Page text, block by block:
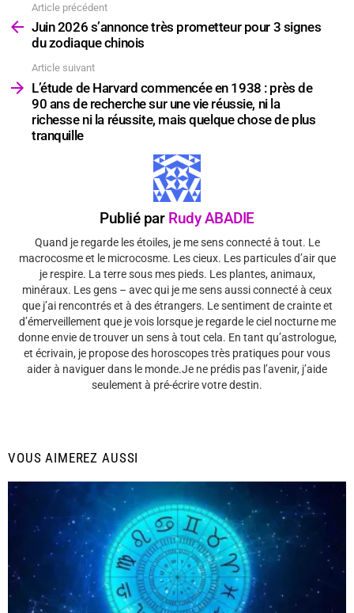
plus
Article précédent
Juin 2026 s’annonce très prometteur pour 3 signes
du zodiaque chinois
Article suivant
L’étude de Harvard commencée en 1938 : près de
90 ans de recherche sur une vie réussie, ni la
richesse ni la réussite, mais quelque chose de plus
tranquille
Publié par Rudy ABADIE
Quand je regarde les étoiles, je me sens connecté à tout. Le
macrocosme et le microcosme. Les cieux. Les particules d’air que
je respire. La terre sous mes pieds. Les plantes, animaux,
minéraux. Les gens – avec qui je me sens aussi connecté à ceux
que j’ai rencontrés et à des étrangers. Le sentiment de crainte et
d’émerveillement que je vois lorsque je regarde le ciel nocturne me
donne envie de trouver un sens à tout cela. En tant qu’astrologue,
et écrivain, je propose des horoscopes très pratiques pour vous
aider à naviguer dans le monde.Je ne prédis pas l’avenir, j’aide
seulement à pré-écrire votre destin.
VOUS AIMEREZ AUSSI